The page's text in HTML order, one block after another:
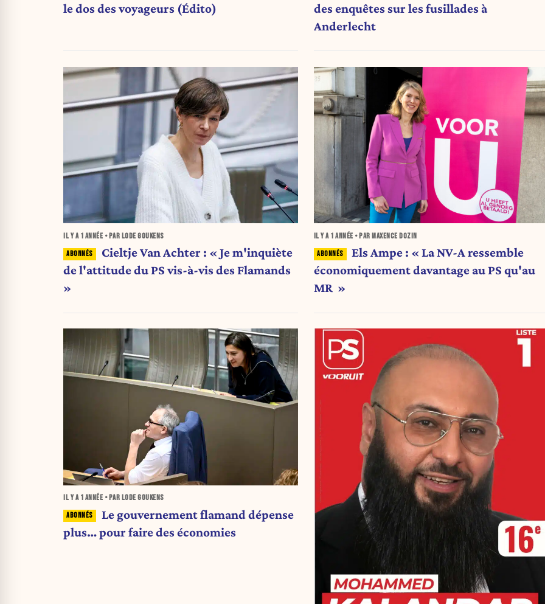
le dos des voyageurs (Édito)
des enquêtes sur les fusillades à
Anderlecht
IL Y A 1 ANNÉE • PAR LODE GOUKENS
Cieltje Van Achter : « Je m'inquiète
de l'attitude du PS vis-à-vis des Flamands
»
IL Y A 1 ANNÉE • PAR MAXENCE DOZIN
Els Ampe : « La NV-A ressemble
économiquement davantage au PS qu'au
MR »
IL Y A 1 ANNÉE • PAR LODE GOUKENS
Le gouvernement flamand dépense
plus… pour faire des économies